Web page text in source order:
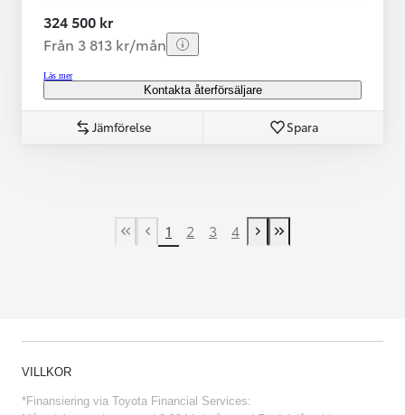
324 500 kr
Från 3 813 kr/mån
Läs mer
Kontakta återförsäljare
Jämförelse Spara
First Page
Previous page
1 2 3 4
Next page
Last Page
VILLKOR
*Finansiering via Toyota Financial Services: